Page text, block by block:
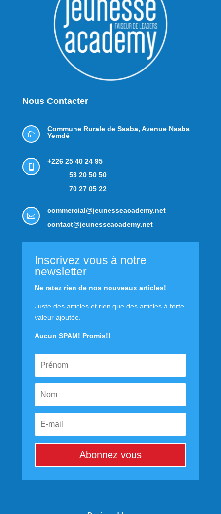
Nous Contacter

Commune Rurale de Saaba, Avenue Naaba
Yemdé

+226 25 40 24 95
53 20 50 50
70 27 05 22

commercial@jeunesseacademy.net
contact@jeunesseacademy.net
Inscrivez vous à notre
newsletter
Ne ratez rien de nos nouveaux articles!
Juste des articles et rien que des articles à forte
valeur ajoutée.
Aucun SPAM! Promis!!
Abonnez vous